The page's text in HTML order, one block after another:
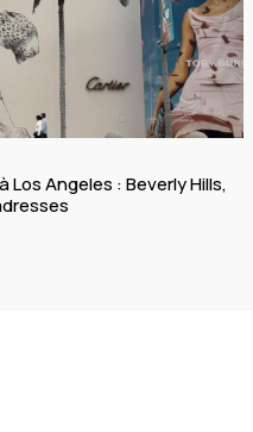
Los Angeles : Beverly Hills,